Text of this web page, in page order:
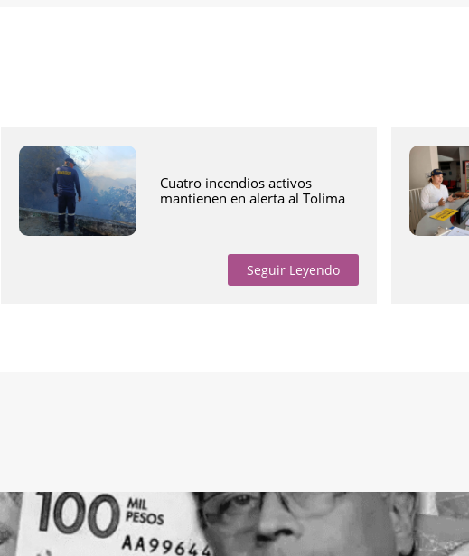
Cuatro incendios activos
mantienen en alerta al Tolima
Seguir Leyendo